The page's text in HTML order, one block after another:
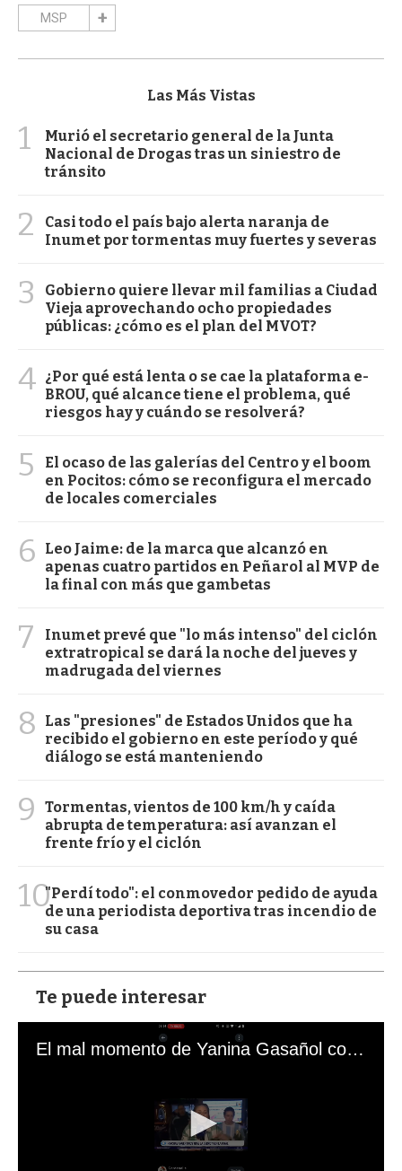
MSP
Las Más Vistas
1
Murió el secretario general de la Junta
Nacional de Drogas tras un siniestro de
tránsito
2
Casi todo el país bajo alerta naranja de
Inumet por tormentas muy fuertes y severas
3
Gobierno quiere llevar mil familias a Ciudad
Vieja aprovechando ocho propiedades
públicas: ¿cómo es el plan del MVOT?
4 ¿Por qué está lenta o se cae la plataforma e-
BROU, qué alcance tiene el problema, qué
riesgos hay y cuándo se resolverá?
5
El ocaso de las galerías del Centro y el boom
en Pocitos: cómo se reconfigura el mercado
de locales comerciales
6
Leo Jaime: de la marca que alcanzó en
apenas cuatro partidos en Peñarol al MVP de
la final con más que gambetas
7
Inumet prevé que "lo más intenso" del ciclón
extratropical se dará la noche del jueves y
madrugada del viernes
8
Las "presiones" de Estados Unidos que ha
recibido el gobierno en este período y qué
diálogo se está manteniendo
9
Tormentas, vientos de 100 km/h y caída
abrupta de temperatura: así avanzan el
frente frío y el ciclón
10"Perdí todo": el conmovedor pedido de ayuda
de una periodista deportiva tras incendio de
su casa
Te puede interesar
El mal momento de Yanina Gasañol con un hincha argentino en "Subrayado"